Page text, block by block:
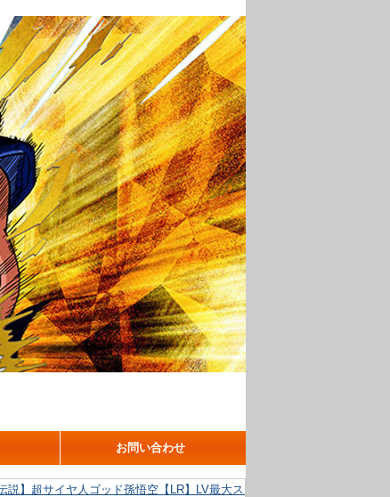
お問い合わせ
説】超サイヤ人ゴッド孫悟空【LR】LV最大ステータスまとめ！